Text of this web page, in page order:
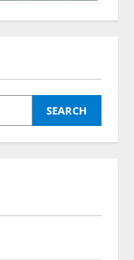
SEARCH